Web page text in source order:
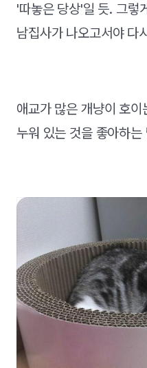
'따놓은 당상'일 듯. 그렇
남집사가 나오고서야 다
애교가 많은 개냥이 호
누워 있는 것을 좋아하는